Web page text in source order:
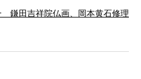
鎌田吉祥院仏画、岡本黄石修理